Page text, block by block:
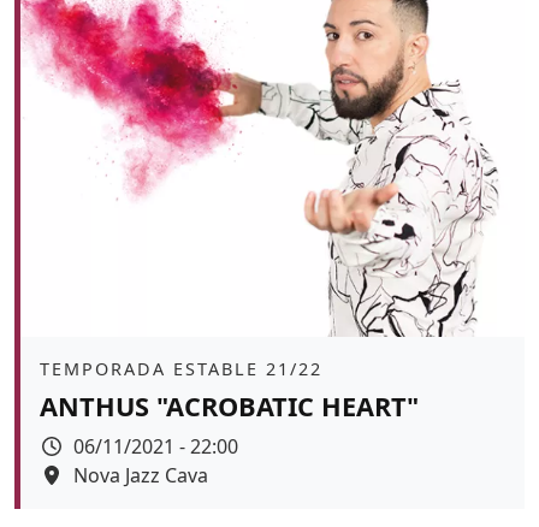
Àmbit
TEMPORADA ESTABLE 21/22
ANTHUS "ACROBATIC HEART"
Data
06/11/2021 - 22:00
Espai
Nova Jazz Cava